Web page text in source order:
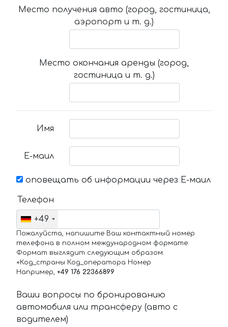
Место получения авто (город, гостиница,
аэропорт и т. д.)
Место окончания аренды (город,
гостиница и т. д.)
Имя
Е-маил
оповещать об информации через Е-маил
Телефон
+49
Пожалуйста, напишите Ваш контактный номер
телефона в полном международном формате.
Формат выглядит следующим образом:
+Код_страны Код_оператора Номер
Например, +49 176 22366899
Ваши вопросы по бронированию
автомобиля или трансферу (авто с
водителем)